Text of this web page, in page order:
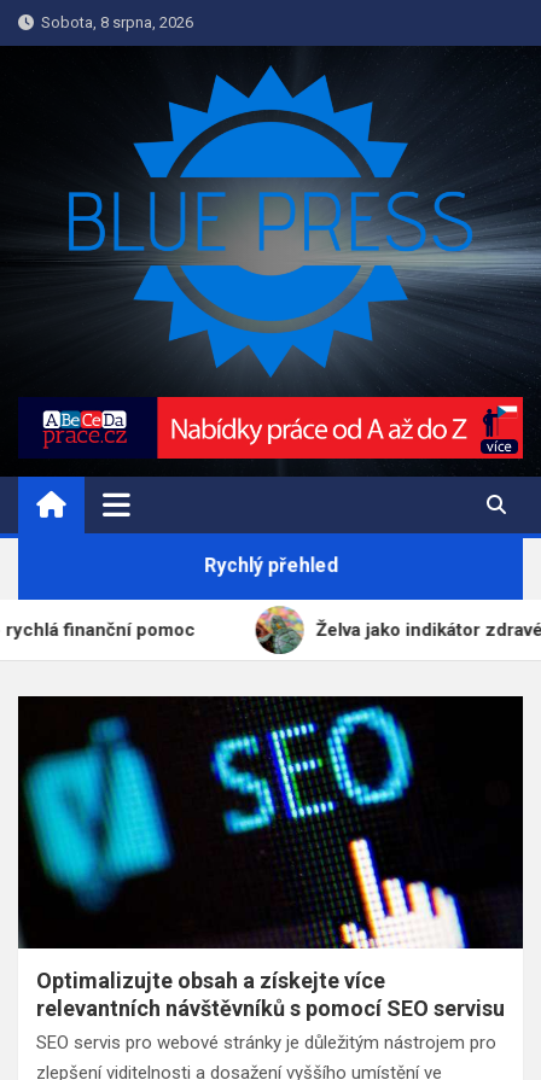
Skip
to
Sobota, 8 srpna, 2026
INFORMACE.BLUEPRESS.CZ
Informace a Novinky
Rychlý přehled
pomoc Želva jako indikátor zdravého
Optimalizujte obsah a získejte více
relevantních návštěvníků s pomocí SEO servisu
SEO servis pro webové stránky je důležitým nástrojem pro
zlepšení viditelnosti a dosažení vyššího umístění ve